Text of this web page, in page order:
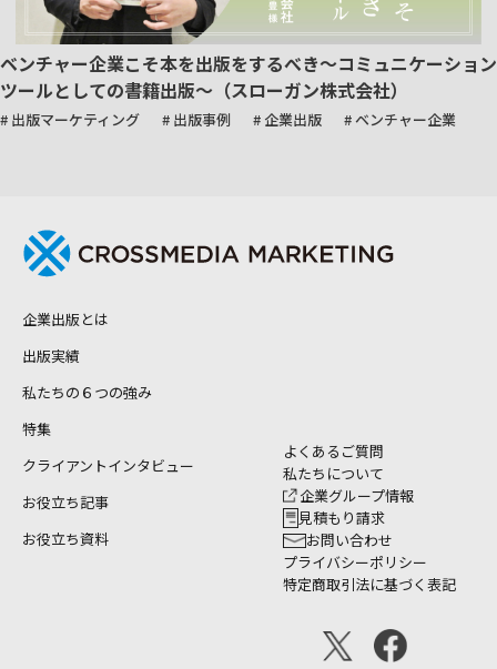
ベンチャー企業こそ本を出版をするべき～コミュニケーション
ツールとしての書籍出版～（スローガン株式会社）
# 出版マーケティング # 出版事例 # 企業出版 # ベンチャー企業
企業出版とは
出版実績
私たちの６つの強み
特集
クライアントインタビュー
お役立ち記事
お役立ち資料
よくあるご質問
私たちについて
企業グループ情報
見積もり請求
お問い合わせ
プライバシーポリシー
特定商取引法に基づく表記